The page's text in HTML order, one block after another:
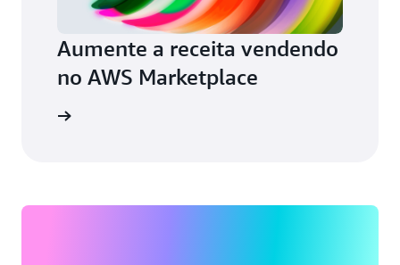
Aumente a receita vendendo
no AWS Marketplace